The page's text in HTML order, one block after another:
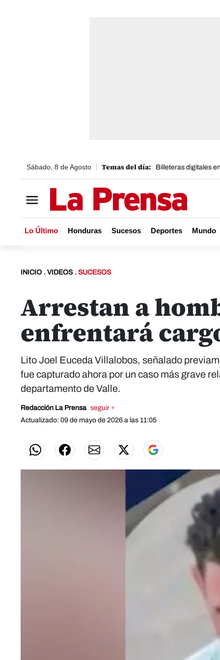
Sábado, 8 de Agosto Billeteras digitales
Lo Último Honduras Sucesos Deportes Mundo
INICIO . VIDEOS . SUCESOS
Arrestan a
enfrentará
Lito Joel Euceda Villalobos, señalado
fue capturado ahora por un caso más grave
departamento de Valle.
Redacción La Prensa seguir +
Actualizado: 09 de mayo de 2026 a las 11:05